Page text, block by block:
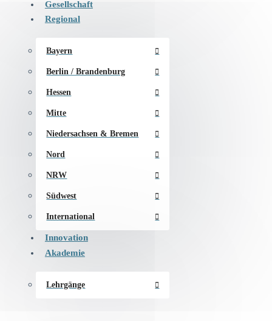
Gesellschaft
Regional
Bayern
Berlin / Brandenburg
Hessen
Mitte
Niedersachsen & Bremen
Nord
NRW
Südwest
International
Innovation
Akademie
Lehrgänge